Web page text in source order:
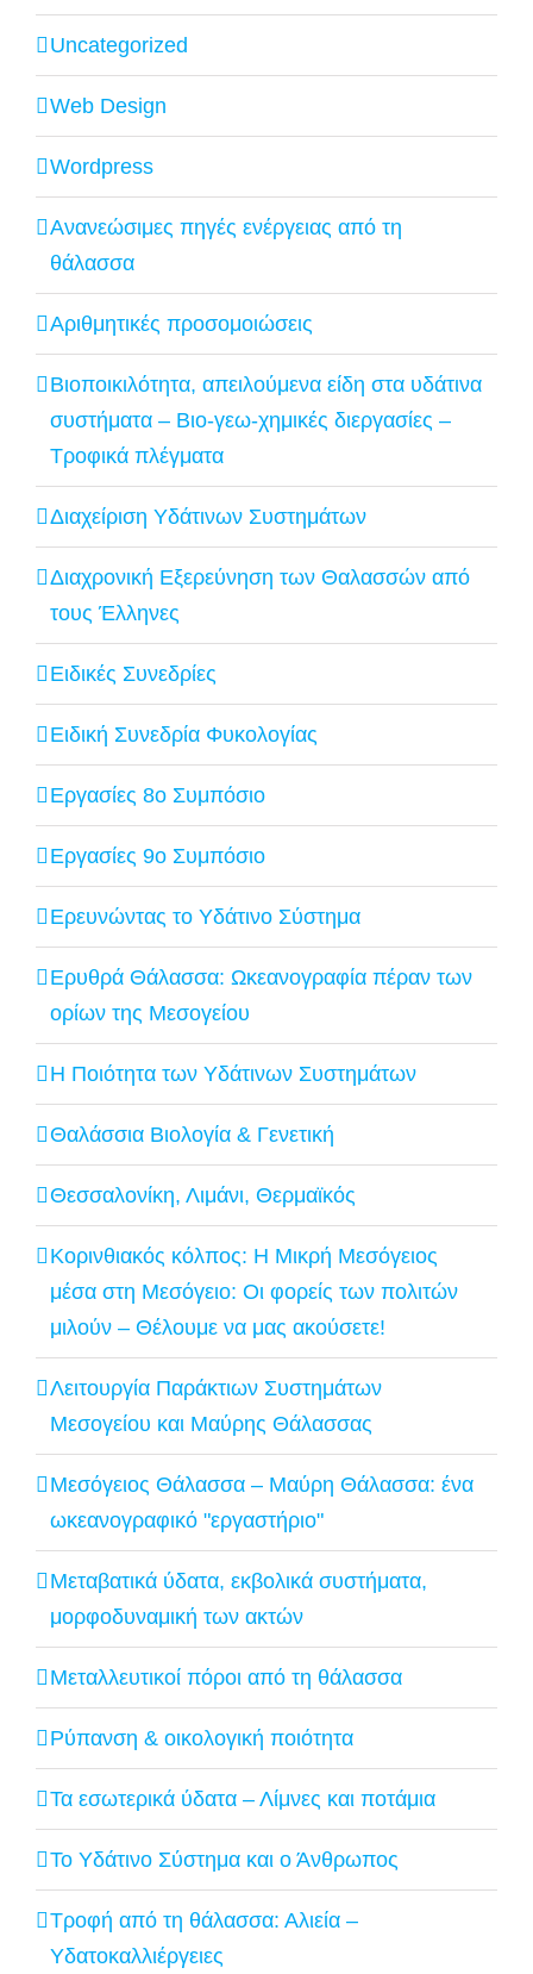
Uncategorized
Web Design
Wordpress
Ανανεώσιμες πηγές ενέργειας από τη
θάλασσα
Αριθμητικές προσομοιώσεις
Βιοποικιλότητα, απειλούμενα είδη στα υδάτινα
συστήματα – Βιο-γεω-χημικές διεργασίες –
Τροφικά πλέγματα
Διαχείριση Υδάτινων Συστημάτων
Διαχρονική Εξερεύνηση των Θαλασσών από
τους Έλληνες
Ειδικές Συνεδρίες
Ειδική Συνεδρία Φυκολογίας
Εργασίες 8ο Συμπόσιο
Εργασίες 9ο Συμπόσιο
Ερευνώντας το Υδάτινο Σύστημα
Ερυθρά Θάλασσα: Ωκεανογραφία πέραν των
ορίων της Μεσογείου
Η Ποιότητα των Υδάτινων Συστημάτων
Θαλάσσια Βιολογία & Γενετική
Θεσσαλονίκη, Λιμάνι, Θερμαϊκός
Κορινθιακός κόλπος: Η Μικρή Μεσόγειος
μέσα στη Μεσόγειο: Οι φορείς των πολιτών
μιλούν – Θέλουμε να μας ακούσετε!
Λειτουργία Παράκτιων Συστημάτων
Μεσογείου και Μαύρης Θάλασσας
Μεσόγειος Θάλασσα – Μαύρη Θάλασσα: ένα
ωκεανογραφικό "εργαστήριο"
Μεταβατικά ύδατα, εκβολικά συστήματα,
μορφοδυναμική των ακτών
Μεταλλευτικοί πόροι από τη θάλασσα
Ρύπανση & οικολογική ποιότητα
Τα εσωτερικά ύδατα – Λίμνες και ποτάμια
Το Υδάτινο Σύστημα και ο Άνθρωπος
Τροφή από τη θάλασσα: Αλιεία –
Υδατοκαλλιέργειες